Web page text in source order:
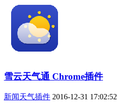
雪云天气通 Chrome插件
新闻天气插件 2016-12-31 17:02:52